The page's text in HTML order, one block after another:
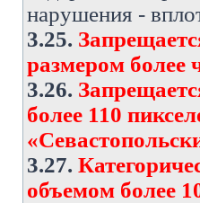
нарушения -
3.25.
размером более
3.26.
более 110
3.27.
объемом более